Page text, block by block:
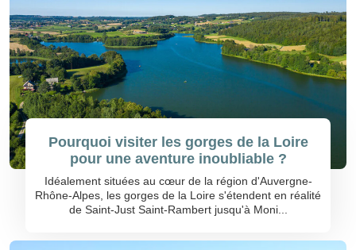
Pourquoi visiter les gorges de la Loire
pour une aventure inoubliable ?
Idéalement situées au cœur de la région d'Auvergne-
Rhône-Alpes, les gorges de la Loire s'étendent en réalité
de Saint-Just Saint-Rambert jusqu'à Moni...